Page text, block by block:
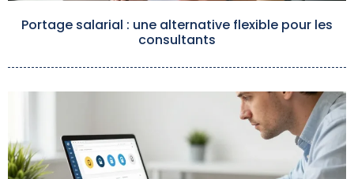
Portage salarial : une alternative flexible pour les
consultants